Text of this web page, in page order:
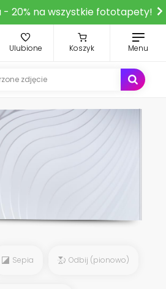
20% na wszystkie fototapety!
Ulubione Koszyk Menu
Sepia Odbij (pionowo)